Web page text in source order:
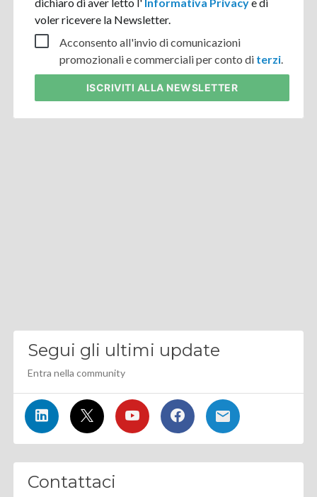
voler ricevere la Newsletter.
Acconsento all'invio di comunicazioni
promozionali e commerciali per conto di terzi.
ISCRIVITI ALLA NEWSLETTER
Segui gli ultimi update
Entra nella community
Contattaci